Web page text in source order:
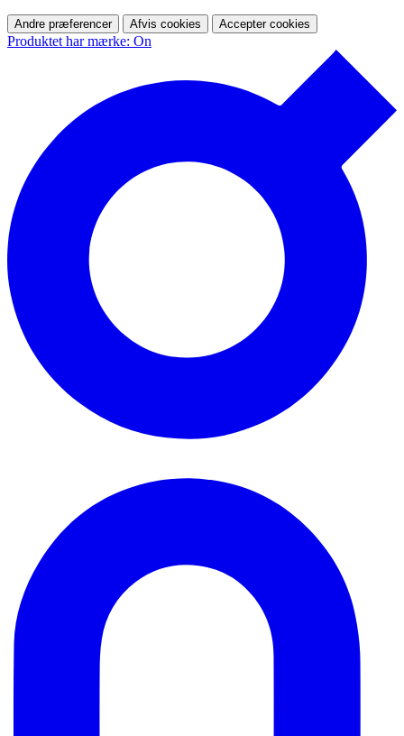
Andre præferencer Afvis cookies Accepter cookies
Produktet har mærke: On